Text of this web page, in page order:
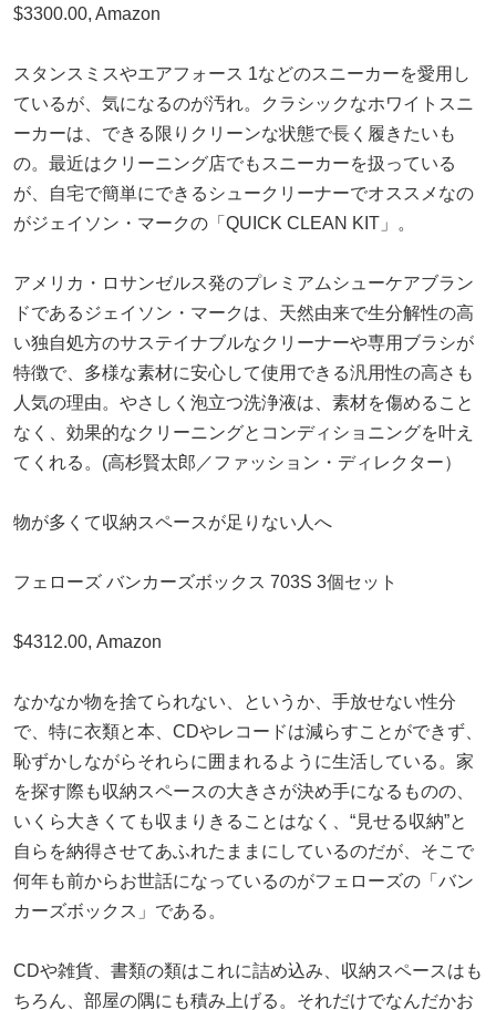
$3300.00, Amazon
スタンスミスやエアフォース 1などのスニーカーを愛用し
ているが、気になるのが汚れ。クラシックなホワイトスニ
ーカーは、できる限りクリーンな状態で長く履きたいも
の。最近はクリーニング店でもスニーカーを扱っている
が、自宅で簡単にできるシュークリーナーでオススメなの
がジェイソン・マークの「QUICK CLEAN KIT」。
アメリカ・ロサンゼルス発のプレミアムシューケアブラン
ドであるジェイソン・マークは、天然由来で生分解性の高
い独自処方のサステイナブルなクリーナーや専用ブラシが
特徴で、多様な素材に安心して使用できる汎用性の高さも
人気の理由。やさしく泡立つ洗浄液は、素材を傷めること
なく、効果的なクリーニングとコンディショニングを叶え
てくれる。(高杉賢太郎／ファッション・ディレクター）
物が多くて収納スペースが足りない人へ
フェローズ バンカーズボックス 703S 3個セット
$4312.00, Amazon
なかなか物を捨てられない、というか、手放せない性分
で、特に衣類と本、CDやレコードは減らすことができず、
恥ずかしながらそれらに囲まれるように生活している。家
を探す際も収納スペースの大きさが決め手になるものの、
いくら大きくても収まりきることはなく、“見せる収納”と
自らを納得させてあふれたままにしているのだが、そこで
何年も前からお世話になっているのがフェローズの「バン
カーズボックス」である。
CDや雑貨、書類の類はこれに詰め込み、収納スペースはも
ちろん、部屋の隅にも積み上げる。それだけでなんだかお